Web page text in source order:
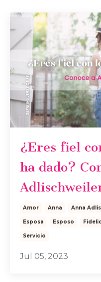
¿Eres fiel
ha dado?
Amor Anna Anna
Esposa Esposo
Servicio
Jul 05, 2023